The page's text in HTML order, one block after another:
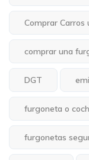
Comprar Carros
comprar una
DGT
furgoneta o
furgonetas